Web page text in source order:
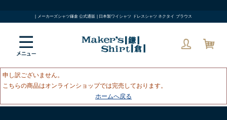
| メーカーズシャツ鎌倉 公式通販 | 日本製ワイシャツ ドレスシャツ ネクタイ ブラウス
申し訳ございません。
こちらの商品はオンラインショップでは完売しております。
ホームへ戻る